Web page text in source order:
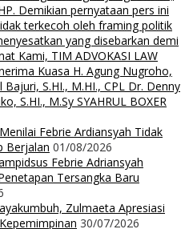
Demikian pernyataan pers ini
terkecoh oleh framing politik
yang disebarkan demi
Kami, TIM ADVOKASI LAW
Kuasa H. Agung Nugroho,
Bajuri, S.HI., M.HI., CPL Dr. Denny
S.HI., M.Sy SYAHRUL BOXER
Febrie Ardiansyah Tidak
Berjalan 01/08/2026
Febrie Adriansyah
Tersangka Baru
Zulmaeta Apresiasi
30/07/2026